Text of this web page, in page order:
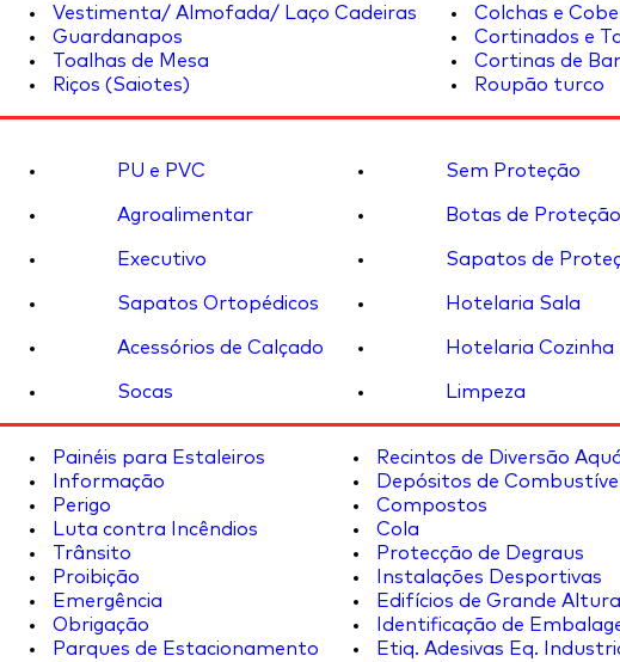
Vestimenta/ Almofada/ Laço Cadeiras
Guardanapos
Toalhas de Mesa
Riços (Saiotes)
Colchas e
Cortinados e
Cortinas de
Roupão turco
PU e PVC
Agroalimentar
Executivo
Sapatos Ortopédicos
Acessórios de Calçado
Socas
Sem Proteção
Botas de Proteção
Sapatos de
Hotelaria Sala
Hotelaria Cozinha
Limpeza
Painéis para Estaleiros
Informação
Perigo
Luta contra Incêndios
Trânsito
Proibição
Emergência
Obrigação
Parques de Estacionamento
Recintos de Diversão
Depósitos de Combustível
Compostos
Cola
Protecção de Degraus
Instalações Desportivas
Edifícios de Grande Altura
Identificação de
Etiq. Adesivas Eq.